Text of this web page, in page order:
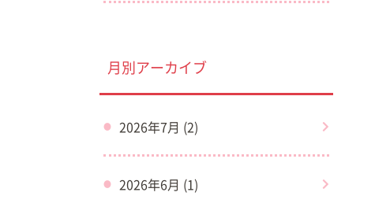
月別アーカイブ
2026年7月 (2)
2026年6月 (1)